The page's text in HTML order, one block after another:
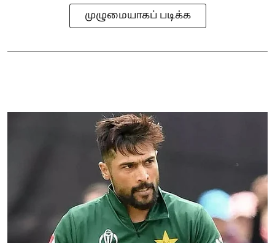
முழுமையாகப் படிக்க